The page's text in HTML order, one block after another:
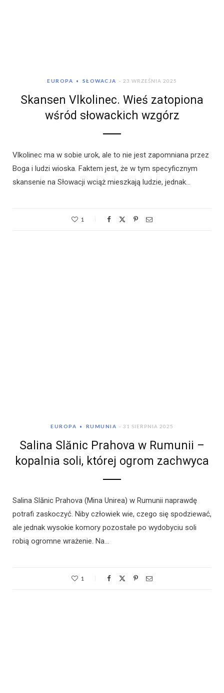
EUROPA SŁOWACJA 23 WRZEŚNIA 2025
Skansen Vlkolinec. Wieś zatopiona
wśród słowackich wzgórz
Vlkolinec ma w sobie urok, ale to nie jest zapomniana przez
Boga i ludzi wioska. Faktem jest, że w tym specyficznym
skansenie na Słowacji wciąż mieszkają ludzie, jednak…
1
EUROPA RUMUNIA 31 SIERPNIA 2025
Salina Slănic Prahova w Rumunii –
kopalnia soli, której ogrom zachwyca
Salina Slănic Prahova (Mina Unirea) w Rumunii naprawdę
potrafi zaskoczyć. Niby człowiek wie, czego się spodziewać,
ale jednak wysokie komory pozostałe po wydobyciu soli
robią ogromne wrażenie. Na…
1